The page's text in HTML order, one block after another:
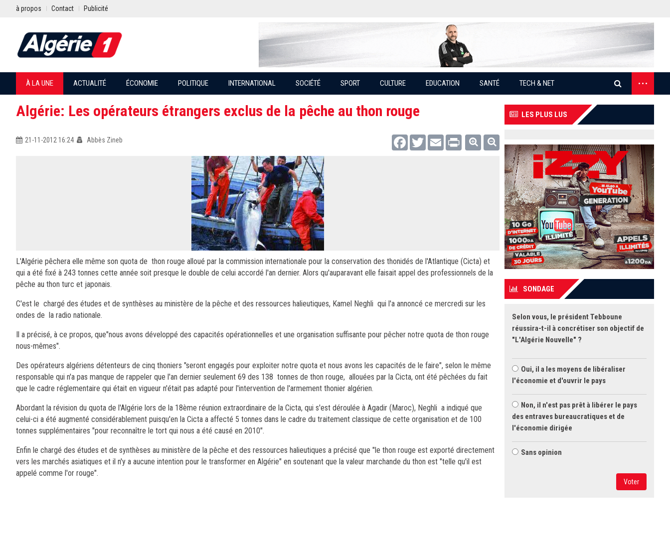
à propos Contact Publicité
À LA UNE ACTUALITÉ ÉCONOMIE POLITIQUE INTERNATIONAL SOCIÉTÉ SPORT CULTURE EDUCATION SANTÉ TECH & NET
...
Algérie: Les opérateurs étrangers exclus de la pêche au thon rouge
21-11-2012 16:24 Abbès Zineb FacebookTwitter Email Print
L'Algérie pêchera elle même son quota de thon rouge alloué par la commission internationale pour la conservation des thonidés de l'Atlantique (Cicta) et
qui a été fixé à 243 tonnes cette année soit presque le double de celui accordé l'an dernier. Alors qu'auparavant elle faisait appel des professionnels de la
pêche au thon turc et japonais.
C'est le chargé des études et de synthèses au ministère de la pêche et des ressources halieutiques, Kamel Neghli qui l'a annoncé ce mercredi sur les
ondes de la radio nationale.
Il a précisé, à ce propos, que"nous avons développé des capacités opérationnelles et une organisation suffisante pour pêcher notre quota de thon rouge
nous-mêmes".
Des opérateurs algériens détenteurs de cinq thoniers "seront engagés pour exploiter notre quota et nous avons les capacités de le faire", selon le même
responsable qui n'a pas manque de rappeler que l'an dernier seulement 69 des 138 tonnes de thon rouge, allouées par la Cicta, ont été pêchées du fait
que le cadre réglementaire qui était en vigueur n'était pas adapté pour l'intervention de l'armement thonier algérien.
Abordant la révision du quota de l'Algérie lors de la 18ème réunion extraordinaire de la Cicta, qui s'est déroulée à Agadir (Maroc), Neghli a indiqué que
celui-ci a été augmenté considérablement puisqu'en la Cicta a affecté 5 tonnes dans le cadre du traitement classique de cette organisation et de 100
tonnes supplémentaires "pour reconnaître le tort qui nous a été causé en 2010".
Enfin le chargé des études et de synthèses au ministère de la pêche et des ressources halieutiques a précisé que "le thon rouge est exporté directement
vers les marchés asiatiques et il n'y a aucune intention pour le transformer en Algérie" en soutenant que la valeur marchande du thon est "telle qu'il est
appelé comme l'or rouge".
LES PLUS LUS
SONDAGE
Selon vous, le président Tebboune
réussira-t-il à concrétiser son objectif de
"L'Algérie Nouvelle" ?
Oui, il a les moyens de libéraliser
l'économie et d'ouvrir le pays
Non, il n'est pas prêt à libérer le pays
des entraves bureaucratiques et de
l'économie dirigée
Sans opinion
Voter